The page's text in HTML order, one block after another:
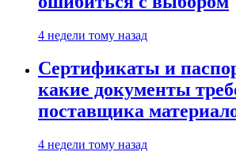
4 недели тому назад
Сертификаты и
какие документы
поставщика
4 недели тому назад